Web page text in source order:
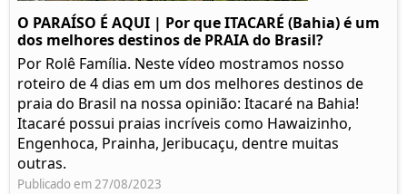
O PARAÍSO É AQUI | Por que ITACARÉ (Bahia) é um
dos melhores destinos de PRAIA do Brasil?
Por Rolê Família. Neste vídeo mostramos nosso
roteiro de 4 dias em um dos melhores destinos de
praia do Brasil na nossa opinião: Itacaré na Bahia!
Itacaré possui praias incríveis como Hawaizinho,
Engenhoca, Prainha, Jeribucaçu, dentre muitas
outras.
Publicado em 27/08/2023